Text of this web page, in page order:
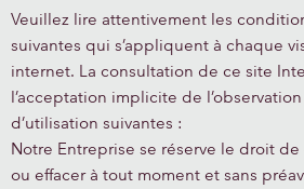
Veuillez lire attentivement les
suivantes qui s’appliquent à chaque
internet. La consultation de ce site
l’acceptation implicite de
d’utilisation suivantes :
Notre Entreprise se réserve le droit
ou effacer à tout moment et sans